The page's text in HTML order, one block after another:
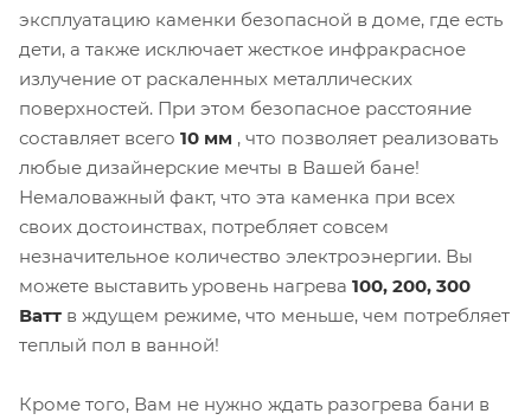
эксплуатацию каменки безопасной в доме, где есть
дети, а также исключает жесткое инфракрасное
излучение от раскаленных металлических
поверхностей. При этом безопасное расстояние
составляет всего 10 мм , что позволяет реализовать
любые дизайнерские мечты в Вашей бане!
Немаловажный факт, что эта каменка при всех
своих достоинствах, потребляет совсем
незначительное количество электроэнергии. Вы
можете выставить уровень нагрева 100, 200, 300
Ватт в ждущем режиме, что меньше, чем потребляет
теплый пол в ванной!
Кроме того, Вам не нужно ждать разогрева бани в